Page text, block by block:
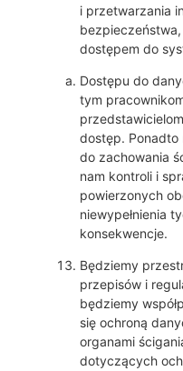
i przetwarzania
dostępem do
Dostępu do
tym
dostęp. Ponadto
do zachowania
nam kontroli i
powierzonych
niewypełnienia
konsekwencje.
Będziemy
przepisów i
będziemy
się ochroną
organami
dotyczących